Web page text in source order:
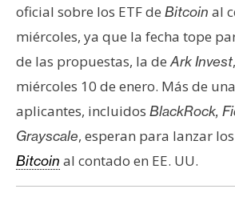
oficial sobre los ETF de Bitcoin al
miércoles, ya que la fecha tope
de las propuestas, la de Ark Invest
miércoles 10 de enero. Más de
aplicantes, incluidos BlackRock,
Grayscale, esperan para lanzar
Bitcoin al contado en EE. UU.